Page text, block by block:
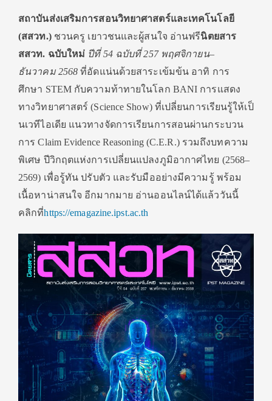
สถาบันส่งเสริมการสอนวิทยาศาสตร์และเทคโนโลยี
(สสวท.)ชวนครู เยาวชนและผู้สนใจ อ่านฟรีนิตยสาร
สสวท. ฉบับใหม่ ปีที่54 ฉบับที่257 พฤศจิกายน–
ธันวาคม 2568 ที่อัดแน่นด้วยสาระเข้มข้น อาทิ การ
ศึกษา STEM กับความท้าทายในโลก BANI การแสดง
ทางวิทยาศาสตร์ (Science Show) ที่เปลี่ยนการเรียนรู้ให้เป็
นเวทีไอเดีย แนวทางจัดการเรียนการสอนผ่านกระบวน
การClaim Evidence Reasoning (C.E.R.) รวมถึงบทความ
พิเศษ ปีวิกฤตแห่งการเปลี่ยนแปลงภูมิอากาศไทย (2568–
2569) เพื่อรู้ทัน ปรับตัว และรับมืออย่างมีความรู้ พร้อม
เนื้อหาน่าสนใจ อีกมากมาย อ่านออนไลน์ได้แล้ววันนี้
คลิกที่https://emagazine.ipst.ac.th